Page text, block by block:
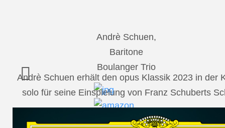
Andrè Schuen,
Baritone
Boulanger Trio
Andrè Schuen erhält den opus Klassik 2023 in der
solo für seine Einspielung von Franz Schuberts